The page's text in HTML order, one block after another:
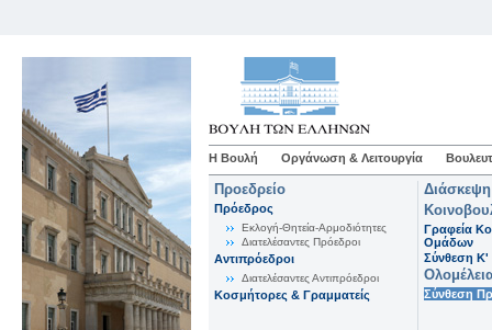
Η Βουλή Οργάνωση & Λειτουργία
Προεδρείο
Πρόεδρος
Εκλογή-Θητεία-Αρμοδιότητες
Διατελέσαντες Πρόεδροι
Αντιπρόεδροι
Διατελέσαντες Αντιπρόεδροι
Κοσμήτορες & Γραμματείς
Γραφεία
Ομάδων
Σύνθεση K'
Σύνθεση